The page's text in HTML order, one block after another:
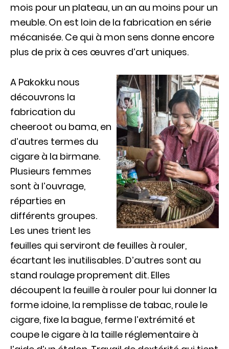
mois pour un plateau, un an au moins pour un
meuble. On est loin de la fabrication en série
mécanisée. Ce qui à mon sens donne encore
plus de prix à ces œuvres d’art uniques.
A Pakokku nous
découvrons la
fabrication du
cheeroot ou bama, en
d’autres termes du
cigare à la birmane.
Plusieurs femmes
sont à l’ouvrage,
réparties en
différents groupes.
Les unes trient les
feuilles qui serviront de feuilles à rouler,
écartant les inutilisables. D’autres sont au
stand roulage proprement dit. Elles
découpent la feuille à rouler pour lui donner la
forme idoine, la remplisse de tabac, roule le
cigare, fixe la bague, ferme l’extrémité et
coupe le cigare à la taille réglementaire à